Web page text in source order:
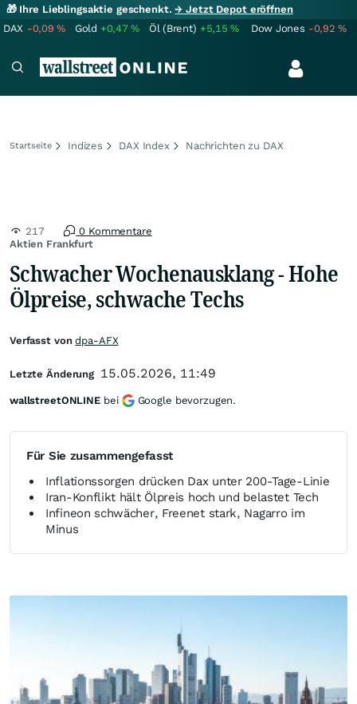
🎁 Ihre Lieblingsaktie geschenkt.→ Jetzt Depot eröffnen
DAX -0,09% Gold +0,47% Öl (Brent) +5,15% Dow Jones -0,92%
Startseite Indizes DAX Index Nachrichten zu DAX
Aktien Frankfurt
217 0 Kommentare
Schwacher Wochenausklang - Hohe
Ölpreise, schwache Techs
Für Sie zusammengefasst
Inflationssorgen drücken Dax unter 200-Tage-Linie
Iran-Konflikt hält Ölpreis hoch und belastet Tech
Infineon schwächer, Freenet stark, Nagarro im
Minus
Verfasst vondpa-AFX
Letzte Änderung 15.05.2026, 11:49
wallstreetONLINE bei Google bevorzugen.